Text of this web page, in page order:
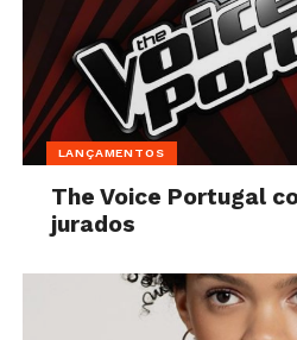
LANÇAMENTOS
The Voice Portugal
jurados